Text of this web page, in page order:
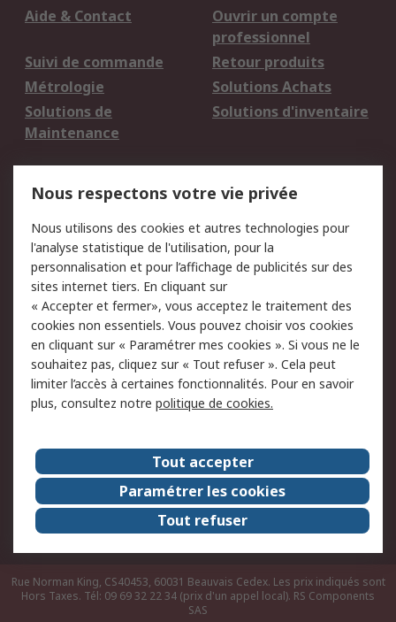
Aide & Contact
Ouvrir un compte
professionnel
Suivi de commande
Retour produits
Métrologie
Solutions Achats
Solutions de
Maintenance
Solutions d'inventaire
du site
Politique de protection
des données - Mise à
jour
Sécurité des E-mails
Conditions générales
de vente
Politique anti-
corruption
Campagnes marketing
A propos de RS
A propos de RS France
Evénements
Le groupe RS Group Plc
Presse
RS dans le monde
Démarche RSE
Nous rejoindre
RS Particuliers
Rue Norman King, CS40453, 60031 Beauvais Cedex. Les prix indiqués sont
Hors Taxes. Tél: 09 69 32 22 34 (prix d'un appel local). RS Components
SAS
Nous respectons votre vie privée
Nous utilisons des cookies et autres technologies pour
l'analyse statistique de l'utilisation, pour la
personnalisation et pour l’affichage de publicités sur des
sites internet tiers. En cliquant sur
« Accepter et fermer», vous acceptez le traitement des
cookies non essentiels. Vous pouvez choisir vos cookies
en cliquant sur « Paramétrer mes cookies ». Si vous ne le
souhaitez pas, cliquez sur « Tout refuser ». Cela peut
limiter l’accès à certaines fonctionnalités. Pour en savoir
plus, consultez notre politique de cookies.
Tout accepter
Paramétrer les cookies
Tout refuser